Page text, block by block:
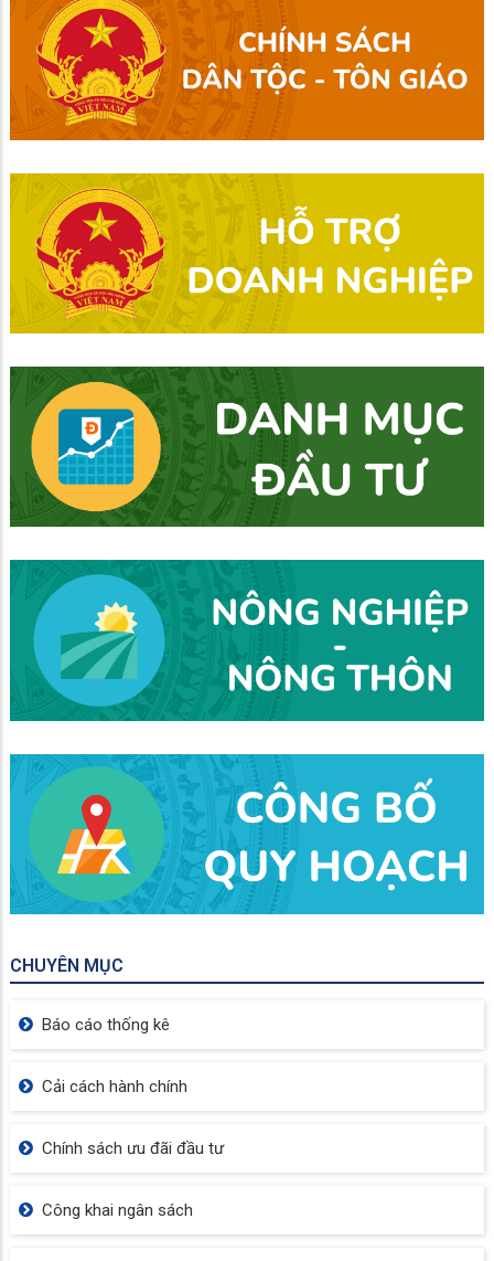
CHUYÊN MỤC
Báo cáo thống kê
Cải cách hành chính
Chính sách ưu đãi đầu tư
Công khai ngân sách